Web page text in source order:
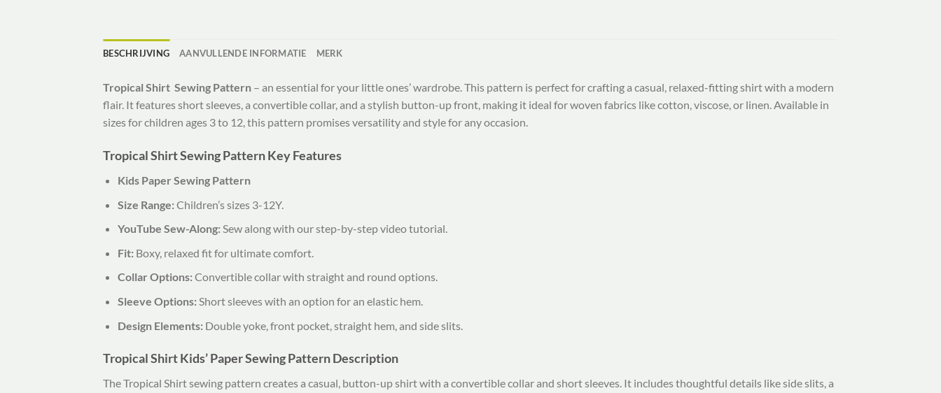
BESCHRIJVING AANVULLENDE INFORMATIE MERK
Tropical Shirt Sewing Pattern – an essential for your little ones’ wardrobe. This pattern is perfect for crafting a casual, relaxed-fitting shirt with a modern
flair. It features short sleeves, a convertible collar, and a stylish button-up front, making it ideal for woven fabrics like cotton, viscose, or linen. Available in
sizes for children ages 3 to 12, this pattern promises versatility and style for any occasion.
Tropical Shirt Sewing Pattern Key Features
Kids Paper Sewing Pattern
Size Range: Children’s sizes 3-12Y.
YouTube Sew-Along: Sew along with our step-by-step video tutorial.
Fit: Boxy, relaxed fit for ultimate comfort.
Collar Options: Convertible collar with straight and round options.
Sleeve Options: Short sleeves with an option for an elastic hem.
Design Elements: Double yoke, front pocket, straight hem, and side slits.
Tropical Shirt Kids’ Paper Sewing Pattern Description
The Tropical Shirt sewing pattern creates a casual, button-up shirt with a convertible collar and short sleeves. It includes thoughtful details like side slits, a